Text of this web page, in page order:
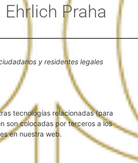
Praha
y residentes legales
tecnologías relacionadas (para
son colocadas por terceros a los
en nuestra web.